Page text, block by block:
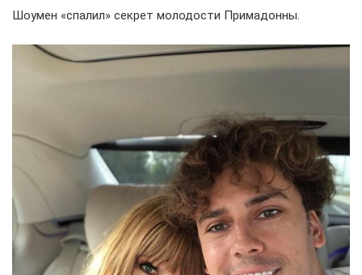
Шоумен «спалил» секрет молодости Примадонны.